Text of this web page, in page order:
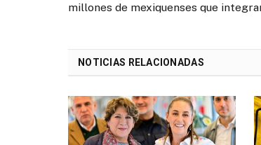
millones de mexiquenses que
NOTICIAS RELACIONADAS